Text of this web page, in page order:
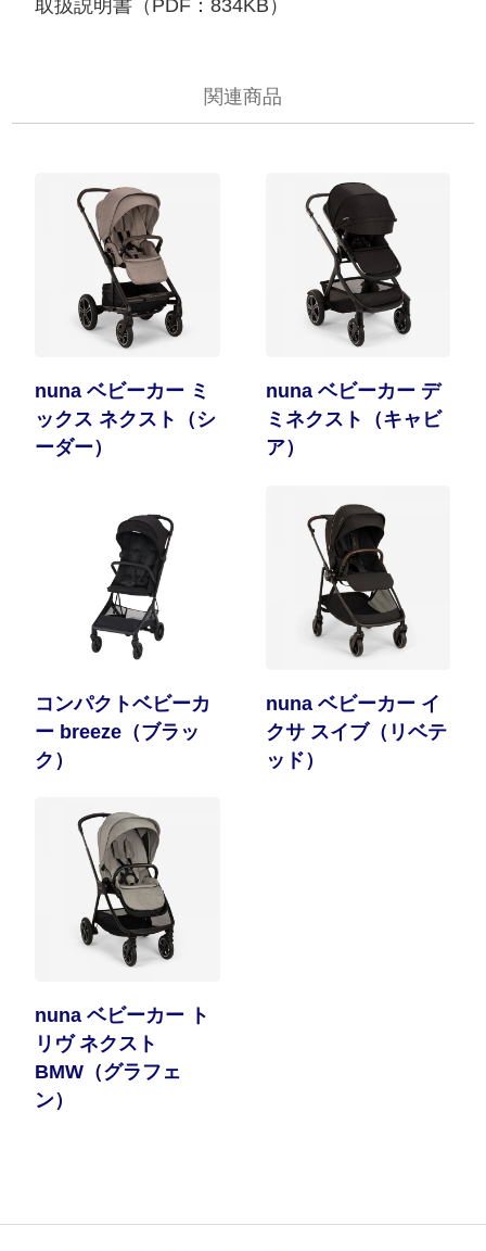
取扱説明書（PDF：834KB）
関連商品
nuna ベビーカー ミ
ックス ネクスト（シ
ーダー）
nuna ベビーカー デ
ミネクスト（キャビ
ア）
コンパクトベビーカ
ー breeze（ブラッ
ク）
nuna ベビーカー イ
クサ スイブ（リベテ
ッド）
nuna ベビーカー ト
リヴ ネクスト
BMW（グラフェ
ン）